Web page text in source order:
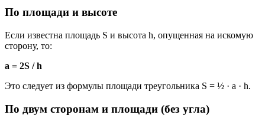
По площади и высоте
Если известна площадь S и высота h, опущенная на искомую
сторону, то:
a = 2S / h
Это следует из формулы площади треугольника S = ½ · a · h.
По двум сторонам и площади (без угла)